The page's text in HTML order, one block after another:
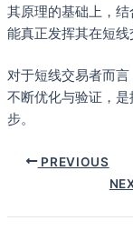
其原理的基础上，
能真正发挥其在短线
对于短线交易者而
不断优化与验证，
步。
PREVIOUS